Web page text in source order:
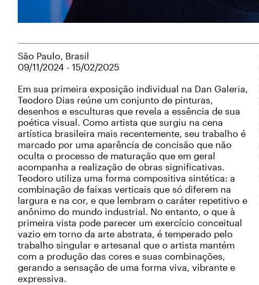
São Paulo, Brasil
09/11/2024 - 15/02/2025
Em sua primeira exposição individual na Dan Galeria,
Teodoro Dias reúne um conjunto de pinturas,
desenhos e esculturas que revela a essência de sua
poética visual. Como artista que surgiu na cena
artística brasileira mais recentemente, seu trabalho é
marcado por uma aparência de concisão que não
oculta o processo de maturação que em geral
acompanha a realização de obras significativas.
Teodoro utiliza uma forma compositiva sintética: a
combinação de faixas verticais que só diferem na
largura e na cor, e que lembram o caráter repetitivo e
anônimo do mundo industrial. No entanto, o que à
primeira vista pode parecer um exercício conceitual
vazio em torno da arte abstrata, é temperado pelo
trabalho singular e artesanal que o artista mantém
com a produção das cores e suas combinações,
gerando a sensação de uma forma viva, vibrante e
expressiva.